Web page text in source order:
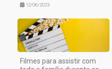
12/06/2023
Filmes para assistir com